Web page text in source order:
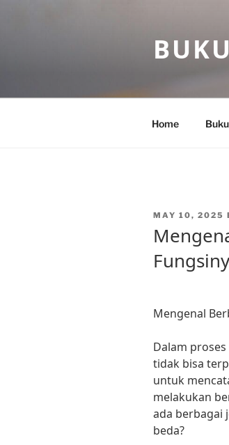
BUKU
Home Buku
POSTED
MAY 10, 2025
Mengenal
Dalam
tidak bisa
untuk
melakukan
ada berbagai
beda?